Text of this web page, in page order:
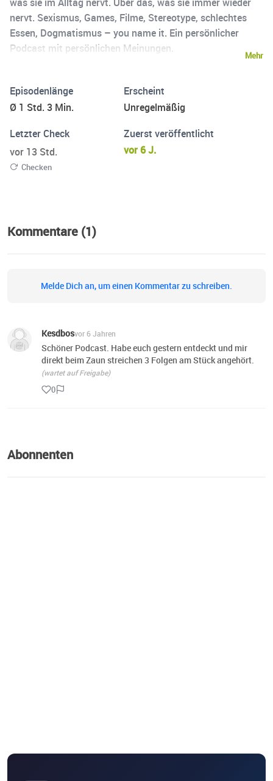
nervt. Sexismus, Games, Filme, Stereotype, schlechtes
Essen, Dogmatismus – you name it. Ein persönlicher
Podcast mit persönlichen Meinungen.
Mehr
Episodenlänge
Ø 1 Std. 3 Min.
Erscheint
Unregelmäßig
Letzter Check
vor 13 Std.
Checken
Zuerst veröffentlicht
vor 6 J.
Kommentare (1)
Melde Dich an, um einen Kommentar zu schreiben.
Kesdbosvor 6 Jahren
Schöner Podcast. Habe euch gestern entdeckt und mir
direkt beim Zaun streichen 3 Folgen am Stück angehört.
(wartet auf Freigabe)
0
Abonnenten